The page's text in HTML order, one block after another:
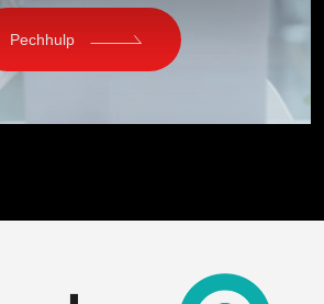
Pechhulp